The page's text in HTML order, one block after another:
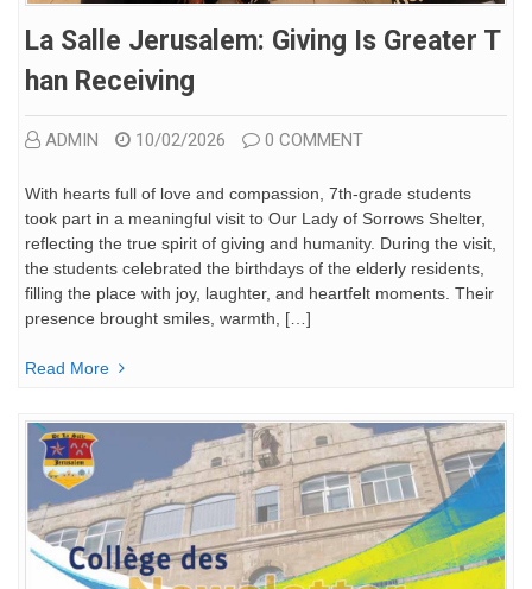
La Salle Jerusalem: Giving Is Greater T
Han Receiving
ADMIN 10/02/2026 0 COMMENT
With hearts full of love and compassion, 7th-grade students
took part in a meaningful visit to Our Lady of Sorrows Shelter,
reflecting the true spirit of giving and humanity. During the visit,
the students celebrated the birthdays of the elderly residents,
filling the place with joy, laughter, and heartfelt moments. Their
presence brought smiles, warmth, […]
Read More